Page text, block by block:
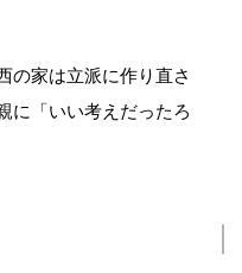
の家は立派に作り直さ
に「いい考えだったろ